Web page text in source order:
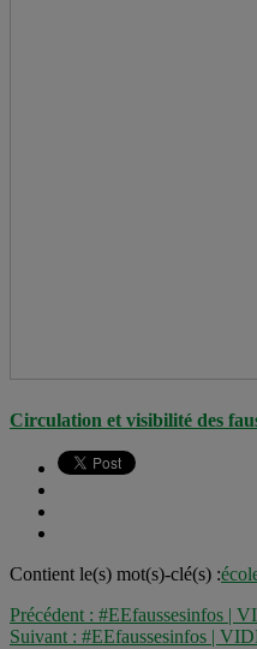
Circulation et visibilité des
Contient le(s) mot(s)-clé(s) :
Précédent : #EEfaussesinfos |
Suivant : #EEfaussesinfos |